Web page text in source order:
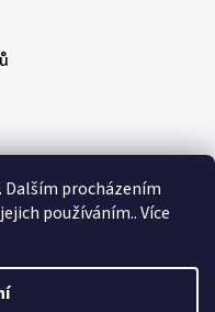
Dalším procházením
používáním.. Více